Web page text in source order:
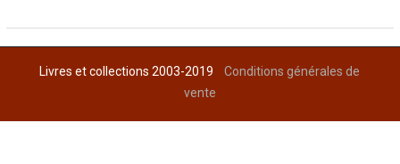
Livres et collections 2003-2019Conditions générales de
vente